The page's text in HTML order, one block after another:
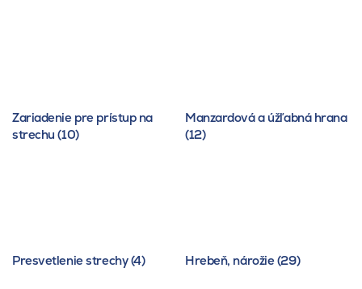
Zariadenie pre prístup na
strechu (10)
Manzardová a úžľabná hrana
(12)
Presvetlenie strechy (4) Hrebeň, nárožie (29)